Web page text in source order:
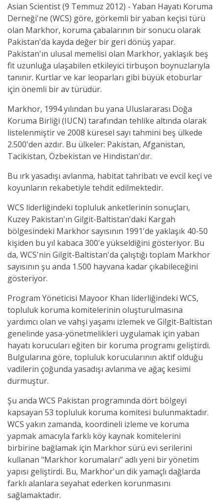
Asian Scientist (9 Temmuz 2012) - Yaban Hayatı Koruma
Derneği'ne (WCS) göre, görkemli bir yaban keçisi türü
olan Markhor, koruma çabalarının bir sonucu olarak
Pakistan'da kayda değer bir geri dönüş yapar.
Pakistan'ın ulusal memelisi olan Markhor, yaklaşık beş
fit uzunluğa ulaşabilen etkileyici tirbuşon boynuzlarıyla
tanınır. Kurtlar ve kar leoparları gibi büyük etoburlar
için önemli bir av türüdür.
Markhor, 1994 yılından bu yana Uluslararası Doğa
Koruma Birliği (IUCN) tarafından tehlike altında olarak
listelenmiştir ve 2008 küresel sayı tahmini beş ülkede
2.500'den azdır. Bu ülkeler: Pakistan, Afganistan,
Tacikistan, Özbekistan ve Hindistan'dır.
Bu ırk yasadışı avlanma, habitat tahribatı ve evcil keçi ve
koyunların rekabetiyle tehdit edilmektedir.
WCS liderliğindeki topluluk anketlerinin sonuçları,
Kuzey Pakistan'ın Gilgit-Baltistan'daki Kargah
bölgesindeki Markhor sayısının 1991'de yaklaşık 40-50
kişiden bu yıl kabaca 300'e yükseldiğini gösteriyor. Bu
da, WCS'nin Gilgit-Baltistan'da çalıştığı toplam Markhor
sayısının şu anda 1.500 hayvana kadar çıkabileceğini
gösteriyor.
Program Yöneticisi Mayoor Khan liderliğindeki WCS,
topluluk koruma komitelerinin oluşturulmasına
yardımcı olan ve vahşi yaşamı izlemek ve Gilgit-Baltistan
genelinde yasa-yönetmelikleri uygulamak için yaban
hayatı korucuları eğiten bir koruma programı geliştirdi.
Bulgularına göre, topluluk korucularının aktif olduğu
vadilerin çoğunda yasadışı avlanma ve ağaç kesimi
durmuştur.
Şu anda WCS Pakistan programında dört bölgeyi
kapsayan 53 topluluk koruma komitesi bulunmaktadır.
WCS yakın zamanda, koordineli izleme ve koruma
yapmak amacıyla farklı köy kaynak komitelerini
birbirine bağlamak için Markhor sürü evi serilerini
kullanan "Markhor korumaları" adlı yeni bir yönetim
yapısı geliştirdi. Bu, Markhor'un dik yamaçlı dağlarda
farklı alanlara seyahat ederken korunmasını
sağlamaktadır.